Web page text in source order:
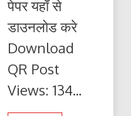
ई-
पेपर
यहाँ
पढ़ें
डाउनलोड
पेपर यहाँ से
डाउनलोड करे
Download
QR Post
Views: 134...